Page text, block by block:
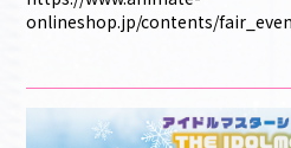
onlineshop.jp/contents/